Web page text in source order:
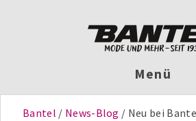
Menü
Bantel News-Blog
Neu bei